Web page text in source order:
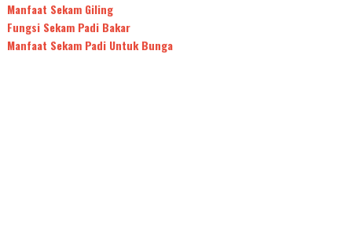
Manfaat Sekam Giling
Fungsi Sekam Padi Bakar
Manfaat Sekam Padi Untuk Bunga